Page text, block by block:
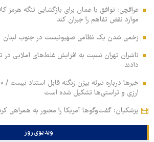
عراقچی: توافق با عمان برای بازگشایی تنگه هرمز
موارد نقض تفاهم را جبران کند
زخمی‌ شدن یک نظامی صهیونیست در جنوب لبنان
ناشران تهران نسبت به افزایش غلط‌های املایی در
دادند
ارزی و تراستی‌ها تشکیل شده است
پزشکیان: گفت‌وگوها آمریکا را مجبور به همراهی
ویدیوی روز